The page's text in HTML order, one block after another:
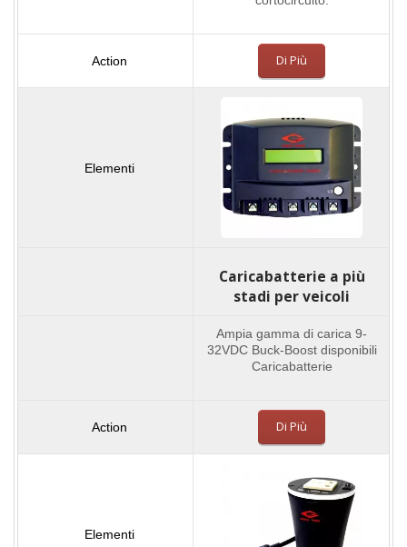
Di Più
Caricabatterie a più
stadi per veicoli
Ampia gamma di carica 9-
32VDC Buck-Boost disponibili
Caricabatterie
Di Più